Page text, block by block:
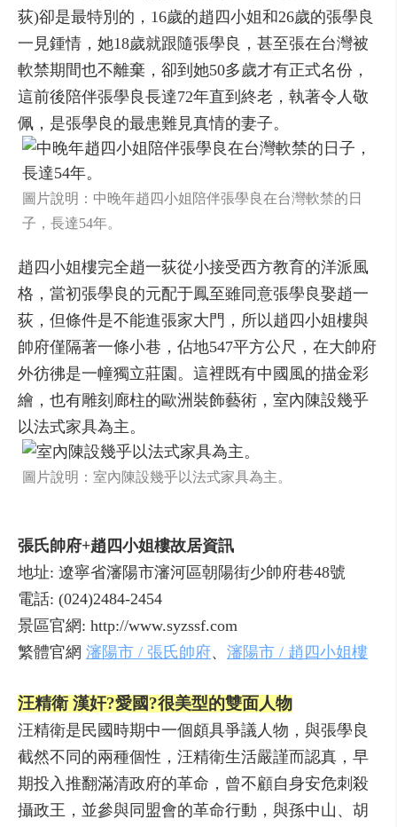
荻)卻是最特別的，16歲的趙四小姐和26歲的張學良
一見鍾情，她18歲就跟隨張學良，甚至張在台灣被
軟禁期間也不離棄，卻到她50多歲才有正式名份，
這前後陪伴張學良長達72年直到終老，執著令人敬
佩，是張學良的最患難見真情的妻子。
圖片說明：中晚年趙四小姐陪伴張學良在台灣軟禁的日
子，長達54年。
趙四小姐樓完全趙一荻從小接受西方教育的洋派風
格，當初張學良的元配于鳳至雖同意張學良娶趙一
荻，但條件是不能進張家大門，所以趙四小姐樓與
帥府僅隔著一條小巷，佔地547平方公尺，在大帥府
外彷彿是一幢獨立莊園。這裡既有中國風的描金彩
繪，也有雕刻廊柱的歐洲裝飾藝術，室內陳設幾乎
以法式家具為主。
圖片說明：室內陳設幾乎以法式家具為主。
張氏帥府+趙四小姐樓故居資訊
地址: 遼寧省瀋陽市瀋河區朝陽街少帥府巷48號
電話: (024)2484-2454
景區官網: http://www.syzssf.com
繁體官網 瀋陽市 / 張氏帥府、 瀋陽市 / 趙四小姐樓
汪精衛 漢奸?愛國?很美型的雙面人物
汪精衛是民國時期中一個頗具爭議人物，與張學良
截然不同的兩種個性，汪精衛生活嚴謹而認真，早
期投入推翻滿清政府的革命，曾不顧自身安危刺殺
攝政王，並參與同盟會的革命行動，與孫中山、胡